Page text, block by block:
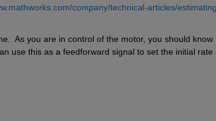
company/technical-articles/
As you are in control of the motor, you should know
use this as a feedforward signal to set the initial rate